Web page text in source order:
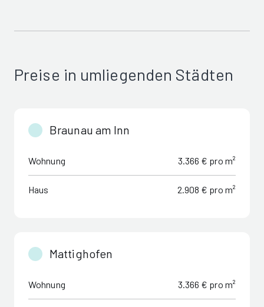
Preise in umliegenden Städten
Braunau am Inn
Wohnung 3.366 € pro m²
Haus 2.908 € pro m²
Mattighofen
Wohnung 3.366 € pro m²